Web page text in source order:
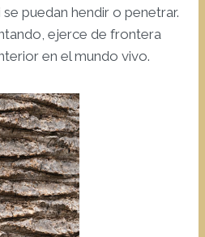
puedan hendir o penetrar.
ejerce de frontera
en el mundo vivo.